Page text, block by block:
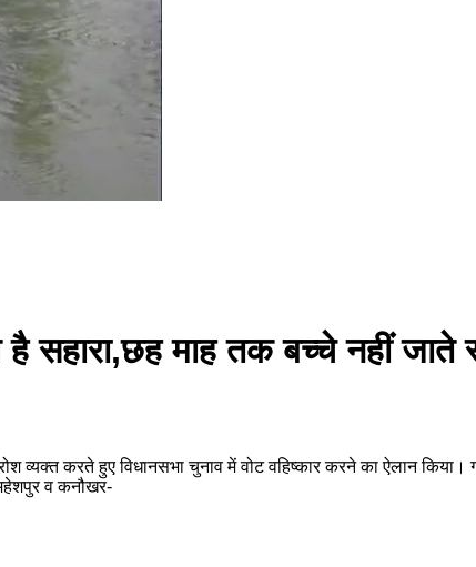
सहारा,छह माह तक बच्चे नहीं
करते हुए विधानसभा चुनाव में वोट वहिष्कार करने का ऐलान किया।
व कनौखर-